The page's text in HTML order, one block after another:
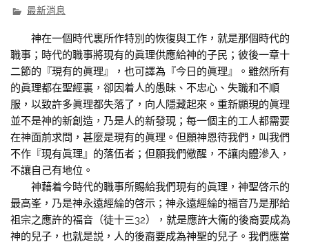
最新消息
神在一個時代裏所作特別的恢復與工作，就是那個時代的
職事；時代的職事將現有的眞理供應給神的子民；彼後一章十
二節的『現有的眞理』，也可譯為『今日的眞理』。雖然所有
的眞理都在聖經裏，卻因着人的愚昧、不忠心、失職和不順
服，以致許多眞理都失落了，向人隱藏起來。重新顯現的眞理
並不是神的新創造，乃是人的新發現；每一個主的工人都需要
在神面前求問，甚麼是現有的眞理。但願神恩待我們，叫我們
不作『現有眞理』的落伍者；但願我們儆醒，不讓肉體滲入，
不讓自己有地位。
神藉着今時代的職事所賜給我們現有的眞理，神聖啓示的
最高峯，乃是神永遠經綸的啓示；神永遠經綸的福音乃是那給
祖宗之應許的福音（徒十三32），就是應許大衞的後裔要成為
神的兒子，也就是説，人的後裔要成為神聖的兒子。我們應當